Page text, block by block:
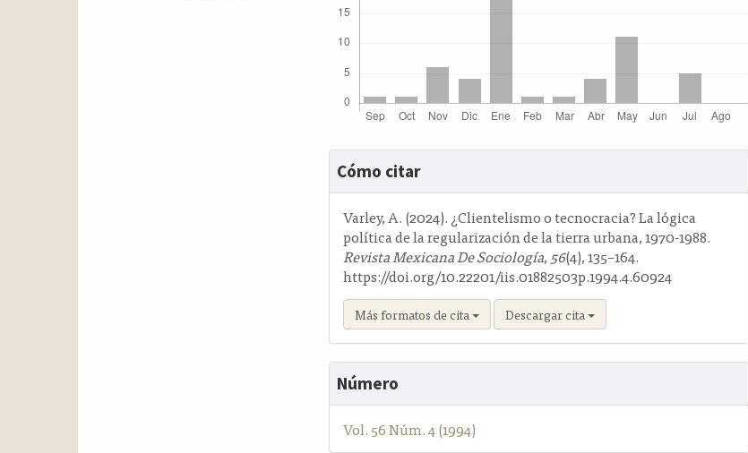
Detalles
del
artículo
Cómo citar
Varley, A. (2024). ¿Clientelismo o tecnocracia? La lógica
política de la regularización de la tierra urbana, 1970-1988.
Revista Mexicana De Sociología, 56(4), 135–164.
https://doi.org/10.22201/iis.01882503p.1994.4.60924
Más formatos de cita Descargar cita
Número
Vol. 56 Núm. 4 (1994)